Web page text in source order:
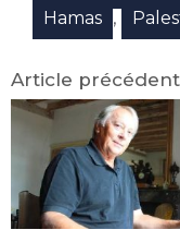
Hamas ,
Article précédent